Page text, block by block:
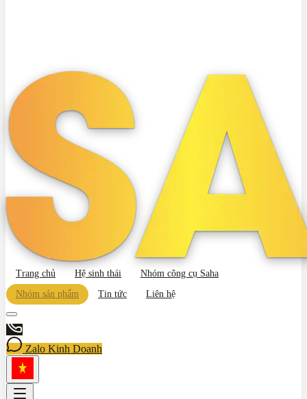
Trang chủ Hệ sinh thái
Nhóm công cụ Saha
Nhóm sản phẩm
Tin tức Liên hệ
Zalo Kinh Doanh